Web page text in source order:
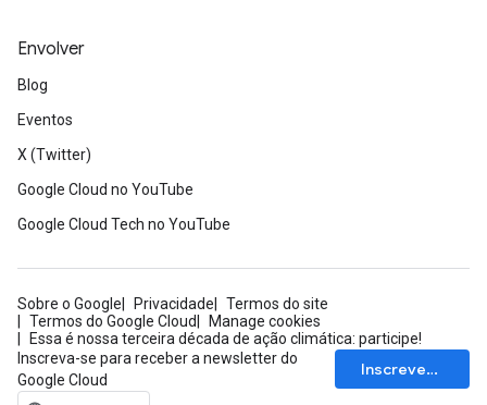
Envolver
Blog
Eventos
X (Twitter)
Google Cloud no YouTube
Google Cloud Tech no YouTube
Sobre o Google Privacidade
Termos do site
Termos do Google Cloud
Manage cookies
Essa é nossa terceira década de ação climática: participe!
Inscreva-se para receber a newsletter do
Google Cloud
Inscrever-se